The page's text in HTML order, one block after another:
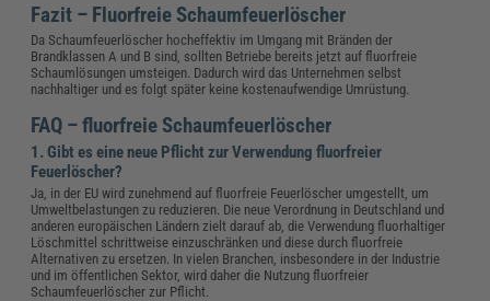
Fazit – Fluorfreie Schaumfeuerlöscher
Da Schaumfeuerlöscher hocheffektiv im Umgang mit Bränden der
Brandklassen A und B sind, sollten Betriebe bereits jetzt auf fluorfreie
Schaumlösungen umsteigen. Dadurch wird das Unternehmen selbst
nachhaltiger und es folgt später keine kostenaufwendige Umrüstung.
FAQ – fluorfreie Schaumfeuerlöscher
1. Gibt es eine neue Pflicht zur Verwendung fluorfreier
Feuerlöscher?
Ja, in der EU wird zunehmend auf fluorfreie Feuerlöscher umgestellt, um
Umweltbelastungen zu reduzieren. Die neue Verordnung in Deutschland und
anderen europäischen Ländern zielt darauf ab, die Verwendung fluorhaltiger
Löschmittel schrittweise einzuschränken und diese durch fluorfreie
Alternativen zu ersetzen. In vielen Branchen, insbesondere in der Industrie
und im öffentlichen Sektor, wird daher die Nutzung fluorfreier
Schaumfeuerlöscher zur Pflicht.